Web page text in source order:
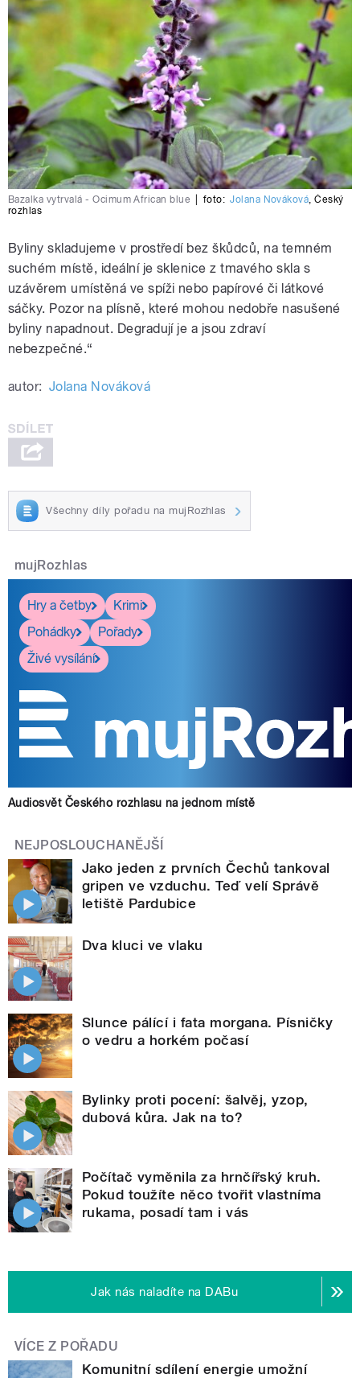
Bazalka vytrvalá - Ocimum African blue foto: Jolana Nováková,Český
rozhlas
Byliny skladujeme v prostředí bez škůdců, na temném
suchém místě, ideální je sklenice z tmavého skla s
uzávěrem umístěná ve spíži nebo papírové či látkové
sáčky. Pozor na plísně, které mohou nedobře nasušené
byliny napadnout. Degradují je a jsou zdraví
nebezpečné.“
autor: Jolana Nováková
Všechny díly pořadu na mujRozhlas
mujRozhlas
Hry a četby
Krimi
Pohádky
Pořady
Živé vysílání
Audiosvět Českého rozhlasu na jednom místě
NEJPOSLOUCHANĚJŠÍ
Jako jeden z prvních Čechů tankoval
gripen ve vzduchu. Teď velí Správě
letiště Pardubice
Dva kluci ve vlaku
Slunce pálící i fata morgana. Písničky
o vedru a horkém počasí
Bylinky proti pocení: šalvěj, yzop,
dubová kůra. Jak na to?
Počítač vyměnila za hrnčířský kruh.
Pokud toužíte něco tvořit vlastníma
rukama, posadí tam i vás
Jak nás naladíte na DABu
VÍCE Z POŘADU
Komunitní sdílení energie umožní